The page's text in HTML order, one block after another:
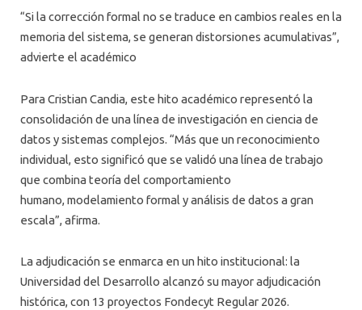
“Si la corrección formal no se traduce en cambios reales en la
memoria del sistema, se generan distorsiones acumulativas”,
advierte el académico
Para Cristian Candia, este hito académico representó la
consolidación de una línea de investigación en ciencia de
datos y sistemas complejos. “Más que un reconocimiento
individual, esto significó que se validó una línea de trabajo
que combina teoría del comportamiento
humano, modelamiento formal y análisis de datos a gran
escala”, afirma.
La adjudicación se enmarca en un hito institucional: la
Universidad del Desarrollo alcanzó su mayor adjudicación
histórica, con 13 proyectos Fondecyt Regular 2026.